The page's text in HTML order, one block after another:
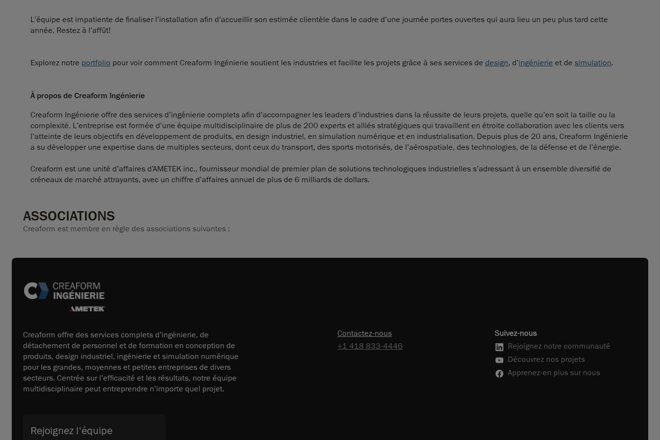
L’équipe est impatiente de finaliser l’installation afin d’accueillir son estimée clientèle dans le cadre d’une journée portes ouvertes qui aura lieu un peu plus tard cette
année. Restez à l’affût!
Explorez notre portfolio pour voir comment Creaform Ingénierie soutient les industries et facilite les projets grâce à ses services de design, d’ingénierie et de simulation.
À propos de Creaform Ingénierie
Creaform Ingénierie offre des services d’ingénierie complets afin d’accompagner les leaders d’industries dans la réussite de leurs projets, quelle qu’en soit la taille ou la
complexité. L’entreprise est formée d’une équipe multidisciplinaire de plus de 200 experts et alliés stratégiques qui travaillent en étroite collaboration avec les clients vers
l’atteinte de leurs objectifs en développement de produits, en design industriel, en simulation numérique et en industrialisation. Depuis plus de 20 ans, Creaform Ingénierie
a su développer une expertise dans de multiples secteurs, dont ceux du transport, des sports motorisés, de l’aérospatiale, des technologies, de la défense et de l’énergie.
Creaform est une unité d’affaires d’AMETEK inc., fournisseur mondial de premier plan de solutions technologiques industrielles s’adressant à un ensemble diversifié de
créneaux de marché attrayants, avec un chiffre d’affaires annuel de plus de 6 milliards de dollars.
ASSOCIATIONS
Creaform est membre en règle des associations suivantes :
Creaform offre des services complets d’ingénierie, de
détachement de personnel et de formation en conception de
produits, design industriel, ingénierie et simulation numérique
pour les grandes, moyennes et petites entreprises de divers
secteurs. Centrée sur l’efficacité et les résultats, notre équipe
multidisciplinaire peut entreprendre n’importe quel projet.
Contactez-nous
+1 418 833-4446
Suivez-nous
Rejoignez notre communauté
Découvrez nos projets
Apprenez-en plus sur nous
Rejoignez l'équipe